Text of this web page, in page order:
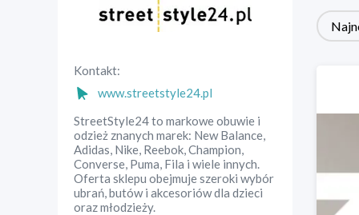
Kontakt:
www.streetstyle24.pl
StreetStyle24 to markowe obuwie i
odzież znanych marek: New Balance,
Adidas, Nike, Reebok, Champion,
Converse, Puma, Fila i wiele innych.
Oferta sklepu obejmuje szeroki wybór
ubrań, butów i akcesoriów dla dzieci
oraz młodzieży.